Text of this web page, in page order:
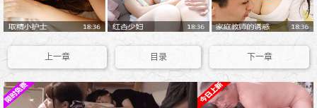
上一章 目录 下一章